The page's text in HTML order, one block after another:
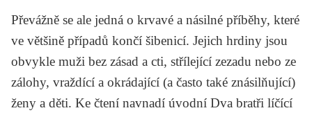
Převážně se ale jedná o krvavé a násilné příběhy, které
ve většině případů končí šibenicí. Jejich hrdiny jsou
obvykle muži bez zásad a cti, střílející zezadu nebo ze
zálohy, vraždící a okrádající (a často také znásilňující)
ženy a děti. Ke čtení navnadí úvodní Dva bratři líčící